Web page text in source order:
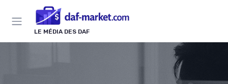
LE MÉDIA DES DAF
Panneau de gestion des cookies